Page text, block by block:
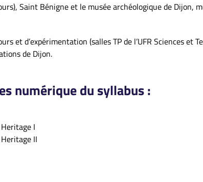
Saint Bénigne et le musée archéologique de Dijon,
et d’expérimentation (salles TP de l’UFR Sciences et
de Dijon.
numérique du syllabus :
I
II